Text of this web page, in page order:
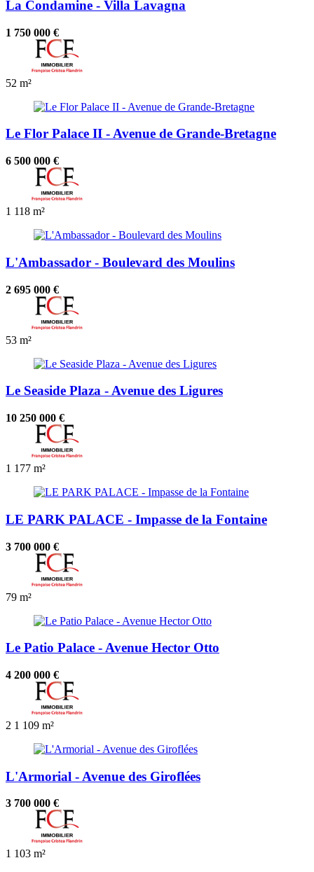
La Condamine - Villa Lavagna
1 750 000 €
52 m²
Le Flor Palace II - Avenue de Grande-Bretagne
6 500 000 €
1 118 m²
L'Ambassador - Boulevard des Moulins
2 695 000 €
53 m²
Le Seaside Plaza - Avenue des Ligures
10 250 000 €
1 177 m²
LE PARK PALACE - Impasse de la Fontaine
3 700 000 €
79 m²
Le Patio Palace - Avenue Hector Otto
4 200 000 €
2 1 109 m²
L'Armorial - Avenue des Giroflées
3 700 000 €
1 103 m²